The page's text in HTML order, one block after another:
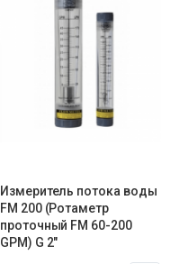
Измеритель потока воды
FM 200 (Ротаметр
проточный FM 60-200
GPM) G 2″